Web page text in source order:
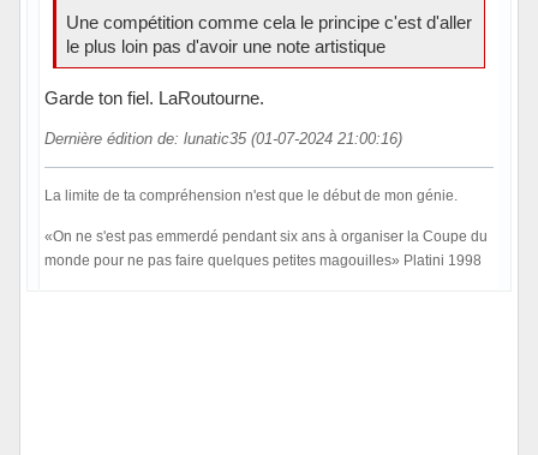
Une compétition comme cela le principe c'est d'aller
le plus loin pas d'avoir une note artistique
Garde ton fiel. LaRoutourne.
Dernière édition de: lunatic35 (01-07-2024 21:00:16)
La limite de ta compréhension n'est que le début de mon génie.
«On ne s'est pas emmerdé pendant six ans à organiser la Coupe du
monde pour ne pas faire quelques petites magouilles» Platini 1998